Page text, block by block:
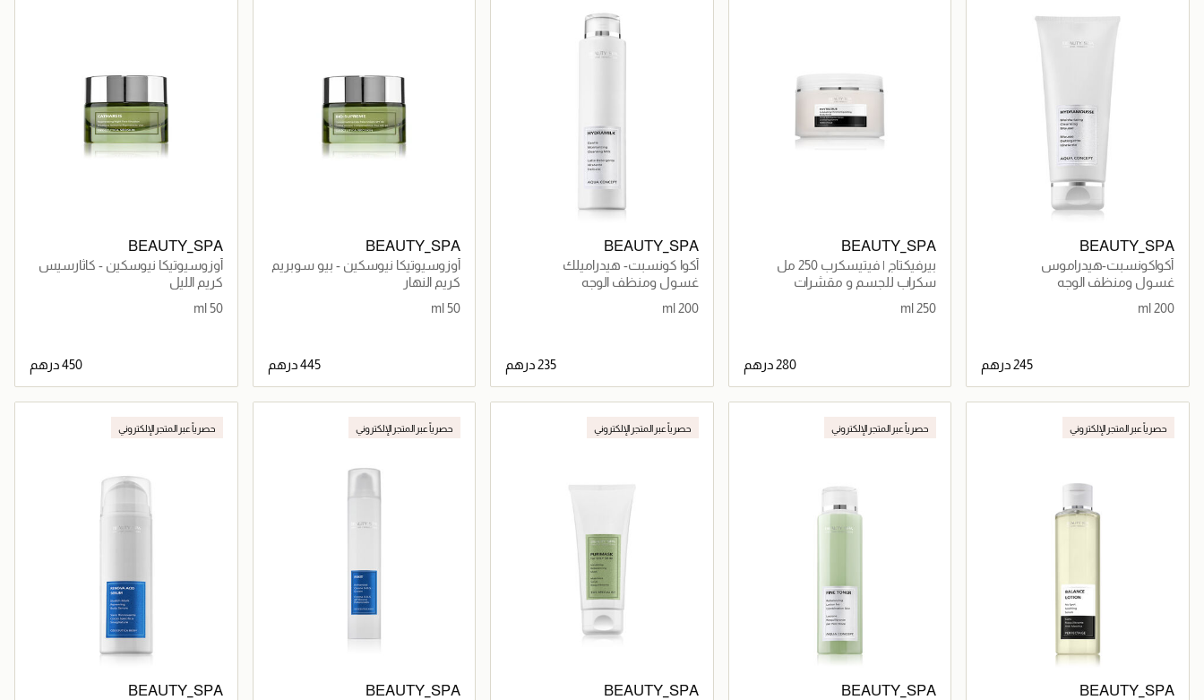
BEAUTY_SPA
أكواكونسبت-هيدراموس
غسول ومنظف الوجه
200 ml
جاري تحميل التفاصيل
BEAUTY_SPA
بيرفيكتاج | فيتيسكرب 250 مل
سكراب للجسم و مقشرات
250 ml
⁦280⁩ درهم
جاري تحميل التفاصيل
BEAUTY_SPA
أكوا كونسبت- هيدراميلك
غسول ومنظف الوجه
200 ml
جاري تحميل التفاصيل
BEAUTY_SPA
أوزوسيوتيكا نيوسكين - بيو سوبريم
كريم النهار
50 ml
⁦445⁩ درهم
جاري تحميل التفاصيل
BEAUTY_SPA
أوزوسيوتيكا نيوسكين - كاثارسيس
كريم الليل
50 ml
جاري تحميل التفاصيل
حصرياً عبر المتجر الإلكتروني
BEAUTY_SPA
حصرياً عبر المتجر الإلكتروني
BEAUTY_SPA
حصرياً عبر المتجر الإلكتروني
BEAUTY_SPA
حصرياً عبر المتجر الإلكتروني
BEAUTY_SPA
حصرياً عبر المتجر الإلكتروني
BEAUTY_SPA